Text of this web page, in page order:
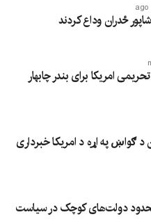
ځدران وداع کردند
امریکا برای بندر چابهار
ګواښ په اړه د امریکا خبرداری
دولت‌های کوچک در سیاست